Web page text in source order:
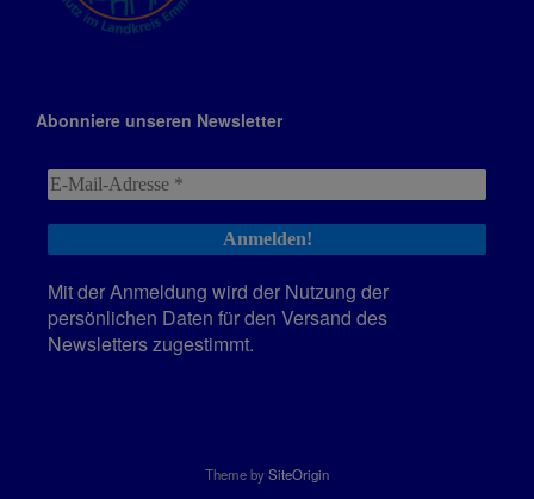
Abonniere unseren Newsletter
Mit der Anmeldung wird der Nutzung der
persönlichen Daten für den Versand des
Newsletters zugestimmt.
Theme bySiteOrigin